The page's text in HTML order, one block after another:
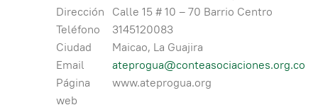
Dirección
Calle 15 # 10 – 70 Barrio Centro
Teléfono
3145120083
Ciudad
Maicao, La Guajira
Email
ateprogua@conteasociaciones.org.co
Página
web
www.ateprogua.org